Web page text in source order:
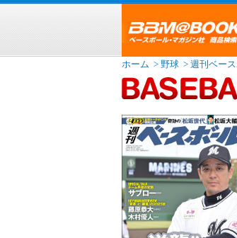
ホーム > 野球 > 週刊ベー